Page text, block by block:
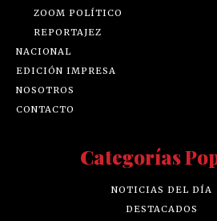
ZOOM POLÍTICO
REPORTAJEZ
NACIONAL
EDICIÓN IMPRESA
NOSOTROS
CONTACTO
Categorías
NOTICIAS DEL DÍA
DESTACADOS